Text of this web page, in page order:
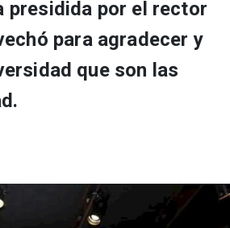
presidida por el rector
para agradecer y
que son las